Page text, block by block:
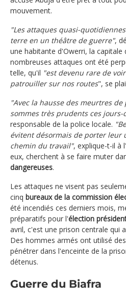
mouvement.
"Les attaques quasi-
terre en un théâtre de guerre",
une habitante d'Owerri, la capitale
nombreuses attaques ont été
telle, qu'il "est devenu rare de
patrouiller sur nos routes", se
"Avec la hausse des meurtres
sommes très prudents ces jours-
responsable de la police locale.
évitent désormais de porter leur
chemin du travail", explique-t-il à
eux, cherchent à se faire muter
dangereuses.
Les attaques ne visent pas
cinq bureaux de la commission
été incendiés ces derniers mois,
préparatifs pour l'élection
avril, c'est une prison centrale qui
Des hommes armés ont utilisé
pénétrer dans l'enceinte de la
détenus.
Guerre du Biafra